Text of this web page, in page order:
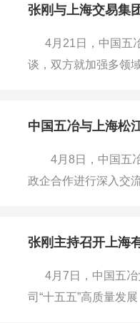
程。 项目建成后将
张刚与上海交易集
4月21日，中国五冶
谈，双方就加强多领
中国五冶与上海松
4月8日，中国五冶
政企合作进行深入交
外打造了一大批精品
张刚主持召开上海
4月7日，中国五冶
司“十五五”高质量发